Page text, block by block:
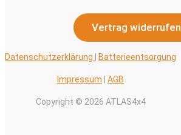
Vertrag widerrufen
Datenschutzerklärung Batterieentsorgung
Impressum AGB
Copyright © 2026 ATLAS4x4